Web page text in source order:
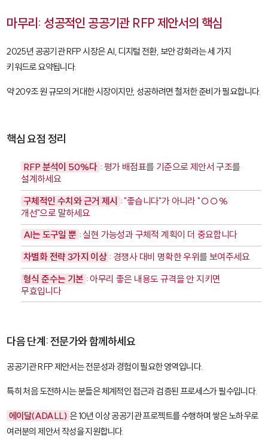
마무리: 성공적인 공공기관 RFP 제안서의 핵심
2025년 공공기관 RFP 시장은 AI, 디지털 전환, 보안 강화라는 세 가지
키워드로 요약됩니다.
약 209조 원 규모의 거대한 시장이지만, 성공하려면 철저한 준비가 필요합니다.
핵심 요점 정리
RFP 분석이 50%다 : 평가 배점표를 기준으로 제안서 구조를
설계하세요
구체적인 수치와 근거 제시 : "좋습니다"가 아니라 "○○%
개선"으로 말하세요
AI는 도구일 뿐 : 실현 가능성과 구체적 계획이 더 중요합니다
차별화 전략 3가지 이상 : 경쟁사 대비 명확한 우위를 보여주세요
형식 준수는 기본 : 아무리 좋은 내용도 규격을 안 지키면
무효입니다
다음 단계: 전문가와 함께하세요
공공기관 RFP 제안서는 전문성과 경험이 필요한 영역입니다.
특히 처음 도전하시는 분들은 체계적인 접근과 검증된 프로세스가 필수입니다.
에이달(ADALL) 은 10년 이상 공공기관 프로젝트를 수행하며 쌓은 노하우로
여러분의 제안서 작성을 지원합니다.